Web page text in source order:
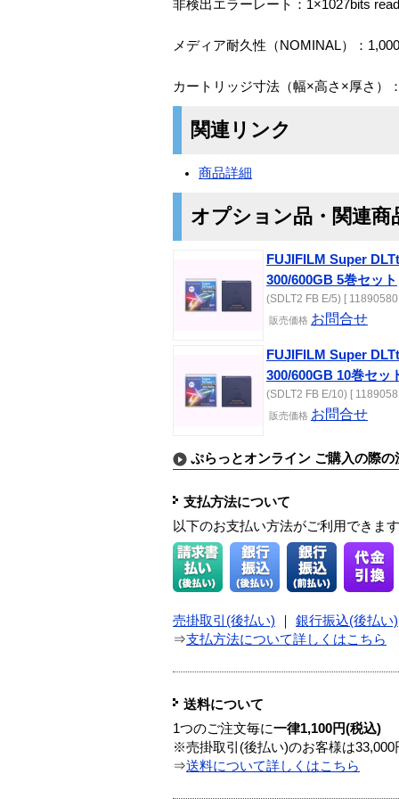
非検出エラーレート：1×1027bits
メディア耐久性（NOMINAL）：
カートリッジ寸法（幅×高さ×厚さ）
関連リンク
商品詳細
オプション品・関連商
FUJIFILM Super
300/600GB 5巻セット
(SDLT2 FB E/5) [
販売価格 お問合せ
FUJIFILM Super
300/600GB 10巻セッ
(SDLT2 FB E/10) [
販売価格 お問合せ
ぷらっとオンライン ご購入の際の
支払方法について
以下のお支払い方法がご利用できま
売掛取引(後払い) 銀行振込(後払い)
⇒支払方法について詳しくはこちら
送料について
1つのご注文毎に一律1,100円(税込)
※売掛取引(後払い)のお客様は
⇒送料について詳しくはこちら